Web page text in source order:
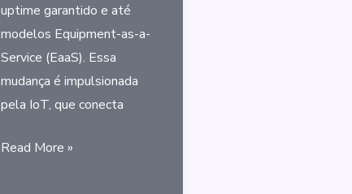
uptime garantido e até
modelos Equipment-as-a-
Service (EaaS). Essa
mudança é impulsionada
pela IoT, que conecta
A
Read More »